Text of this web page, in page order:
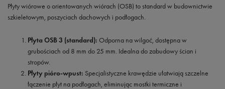
Płyty wiórowe o orientowanych wiórach (OSB) to standard w budownictwie
szkieletowym, poszyciach dachowych i podłogach.
Płyta OSB 3 (standard): Odporna na wilgoć, dostępna w
grubościach od 8 mm do 25 mm. Idealna do zabudowy ścian i
stropów.
Płyty pióro-wpust: Specjalistyczne krawędzie ułatwiają szczelne
łączenie płyt na podłogach, eliminując mostki termiczne i